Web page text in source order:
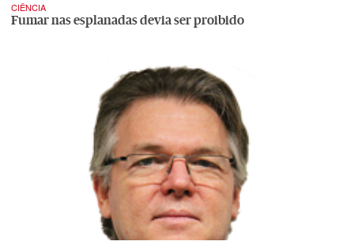
CIÊNCIA
Fumar nas esplanadas devia ser proibido